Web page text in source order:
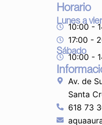
Horario
Lunes a
10:00 -
17:00 -
Sábado
10:00 -
Av. de
Santa
618 73